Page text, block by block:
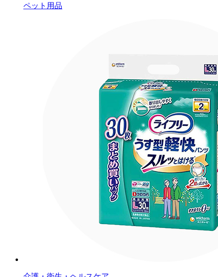
ペット用品